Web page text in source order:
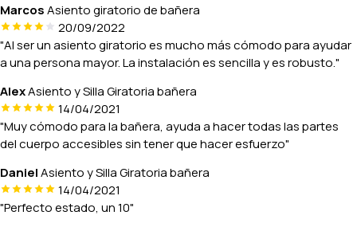
MarcosAsiento giratorio de bañera
20/09/2022
"Al ser un asiento giratorio es mucho más cómodo para ayudar
a una persona mayor. La instalación es sencilla y es robusto."
AlexAsiento y Silla Giratoria bañera
14/04/2021
"Muy cómodo para la bañera, ayuda a hacer todas las partes
del cuerpo accesibles sin tener que hacer esfuerzo"
DanielAsiento y Silla Giratoria bañera
14/04/2021
"Perfecto estado, un 10"